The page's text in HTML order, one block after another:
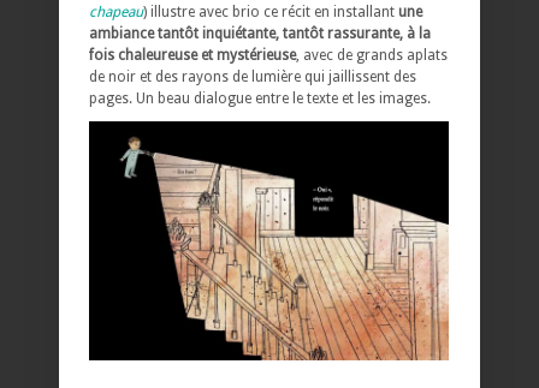
chapeau) illustre avec brio ce récit en installant une
ambiance tantôt inquiétante, tantôt rassurante, à la
fois chaleureuse et mystérieuse, avec de grands aplats
de noir et des rayons de lumière qui jaillissent des
pages. Un beau dialogue entre le texte et les images.